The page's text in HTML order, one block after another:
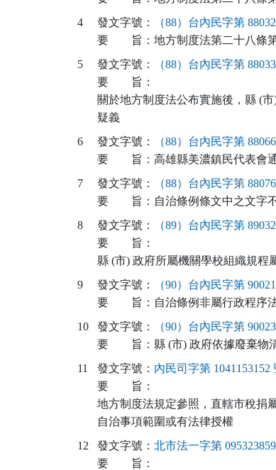
4
發文字號：
（88）台內民字第
要
旨： 地方制度法第二十八條
5
發文字號：
（88）台內民字第
要
旨：
關於地方制度法公布實施後，縣 (
疑義
6
發文字號：
（88）台內民字第
要
旨： 高雄縣美濃鎮民代表會
7
發文字號：
（88）台內民字第
要
旨： 自治條例條文中之文字
8
發文字號：
（89）台內民字第
要
旨：
縣 (市) 政府所屬機關學校組織規程
9
發文字號：
（90）台內民字第
要
旨： 自治條例非屬行政程序
10
發文字號：
（90）台內民字第
要
旨： 縣 (市) 政府依據廢棄物
11
發文字號： 內民司字第 1041153152
要
旨：
地方制度法規定參照，直轄市稅捐
自治事項範圍或有法律授權
12
發文字號： 北市法一字第
要
旨：